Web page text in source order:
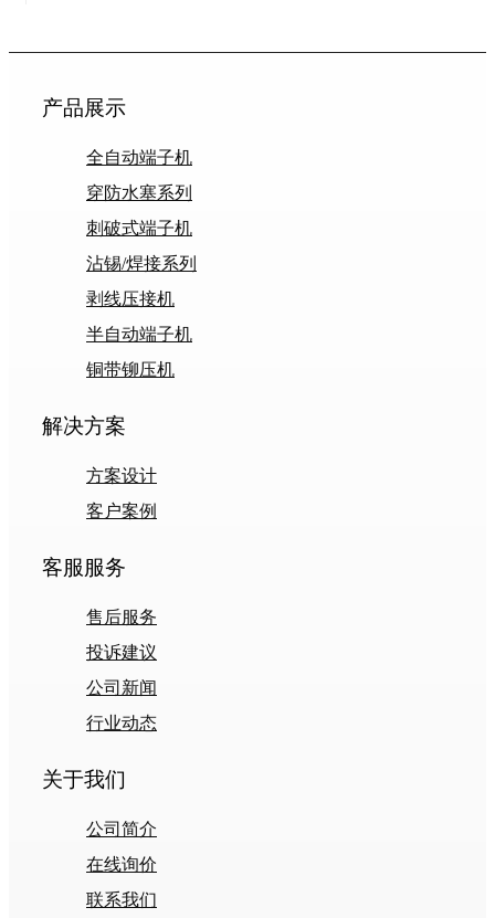
产品展示
全自动端子机
穿防水塞系列
刺破式端子机
沾锡/焊接系列
剥线压接机
半自动端子机
铜带铆压机
解决方案
方案设计
客户案例
客服服务
售后服务
投诉建议
公司新闻
行业动态
关于我们
公司简介
在线询价
联系我们